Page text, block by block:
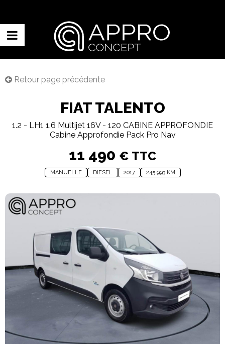
Retour page précédente
FIAT TALENTO
1.2 - LH1 1.6 Multijet 16V - 120 CABINE APPROFONDIE
Cabine Approfondie Pack Pro Nav
11 490 € TTC
MANUELLE DIESEL 2017 245 993 KM